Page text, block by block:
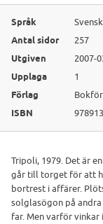
Språk
Antal sidor 257
Utgiven 2007-
Upplaga 1
Förlag
ISBN
Tripoli, 1979. Det är
går till torget för att
bortrest i affärer.
solglasögon på andra
far. Men varför vinkar